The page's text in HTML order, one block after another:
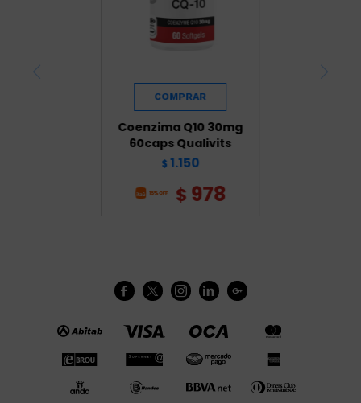
Coenzima Q10 30mg
60caps Qualivits
$ 1.150
$ 978
    